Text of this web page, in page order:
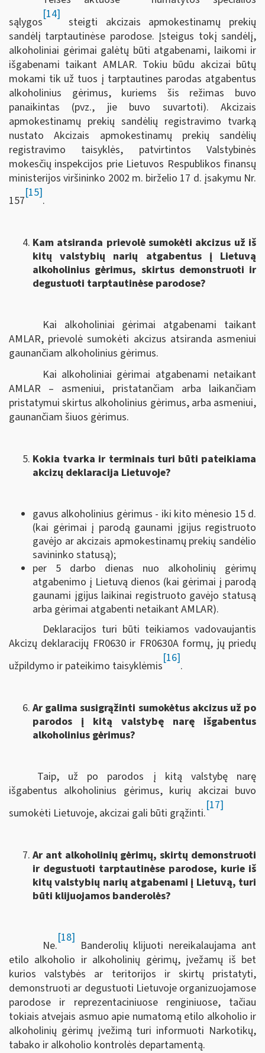
sąlygos
[14]
steigti akcizais apmokestinamų prekių
sandėlį tarptautinėse parodose. Įsteigus tokį sandėlį,
alkoholiniai gėrimai galėtų būti atgabenami, laikomi ir
išgabenami taikant AMLAR. Tokiu būdu akcizai būtų
mokami tik už tuos į tarptautines parodas atgabentus
alkoholinius gėrimus, kuriems šis režimas buvo
panaikintas (pvz., jie buvo suvartoti). Akcizais
apmokestinamų prekių sandėlių registravimo tvarką
nustato Akcizais apmokestinamų prekių sandėlių
registravimo taisyklės, patvirtintos Valstybinės
mokesčių inspekcijos prie Lietuvos Respublikos finansų
ministerijos viršininko 2002 m. birželio 17 d. įsakymu Nr.
157
[15]
.
Kam atsiranda prievolė sumokėti akcizus už iš
kitų valstybių narių atgabentus į Lietuvą
alkoholinius gėrimus, skirtus demonstruoti ir
degustuoti tarptautinėse parodose?
Kai alkoholiniai gėrimai atgabenami taikant
AMLAR, prievolė sumokėti akcizus atsiranda asmeniui
gaunančiam alkoholinius gėrimus.
Kai alkoholiniai gėrimai atgabenami netaikant
AMLAR – asmeniui, pristatančiam arba laikančiam
pristatymui skirtus alkoholinius gėrimus, arba asmeniui,
gaunančiam šiuos gėrimus.
Kokia tvarka ir terminais turi būti pateikiama
akcizų deklaracija Lietuvoje?
gavus alkoholinius gėrimus - iki kito mėnesio 15 d.
(kai gėrimai į parodą gaunami įgijus registruoto
gavėjo ar akcizais apmokestinamų prekių sandėlio
savininko statusą);
per 5 darbo dienas nuo alkoholinių gėrimų
atgabenimo į Lietuvą dienos (kai gėrimai į parodą
gaunami įgijus laikinai registruoto gavėjo statusą
arba gėrimai atgabenti netaikant AMLAR).
Deklaracijos turi būti teikiamos vadovaujantis
Akcizų deklaracijų FR0630 ir FR0630A formų, jų priedų
užpildymo ir pateikimo taisyklėmis
[16]
.
Ar galima susigrąžinti sumokėtus akcizus už po
parodos į kitą valstybę narę išgabentus
alkoholinius gėrimus?
Taip, už po parodos į kitą valstybę narę
išgabentus alkoholinius gėrimus, kurių akcizai buvo
sumokėti Lietuvoje, akcizai gali būti grąžinti.
[17]
Ar ant alkoholinių gėrimų, skirtų demonstruoti
ir degustuoti tarptautinėse parodose, kurie iš
kitų valstybių narių atgabenami į Lietuvą, turi
būti klijuojamos banderolės?
Ne.
[18]
Banderolių klijuoti nereikalaujama ant
etilo alkoholio ir alkoholinių gėrimų, įvežamų iš bet
kurios valstybės ar teritorijos ir skirtų pristatyti,
demonstruoti ar degustuoti Lietuvoje organizuojamose
parodose ir reprezentaciniuose renginiuose, tačiau
tokiais atvejais asmuo apie numatomą etilo alkoholio ir
alkoholinių gėrimų įvežimą turi informuoti Narkotikų,
tabako ir alkoholio kontrolės departamentą.